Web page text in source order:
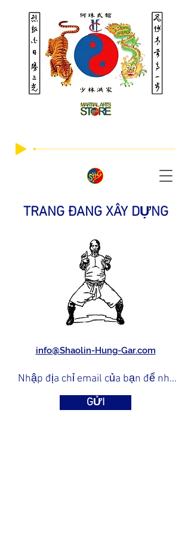
TRANG ĐANG XÂY DỰNG
info@Shaolin-Hung-Gar.com
GỬI